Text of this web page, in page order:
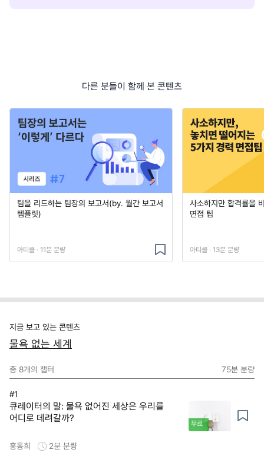
다른 분들이 함께 본 콘텐츠
팀을 리드하는 팀장의 보고서(by. 월간 보고서
템플릿)
아티클 · 11분 분량
사소하지만 합격률을
면접 팁
아티클 · 13분 분량
지금 보고 있는 콘텐츠
물욕 없는 세계
총 8개의 챕터 75분 분량
#1
큐레이터의 말: 물욕 없어진 세상은 우리를
어디로 데려갈까?
무료
홍동희 2분 분량